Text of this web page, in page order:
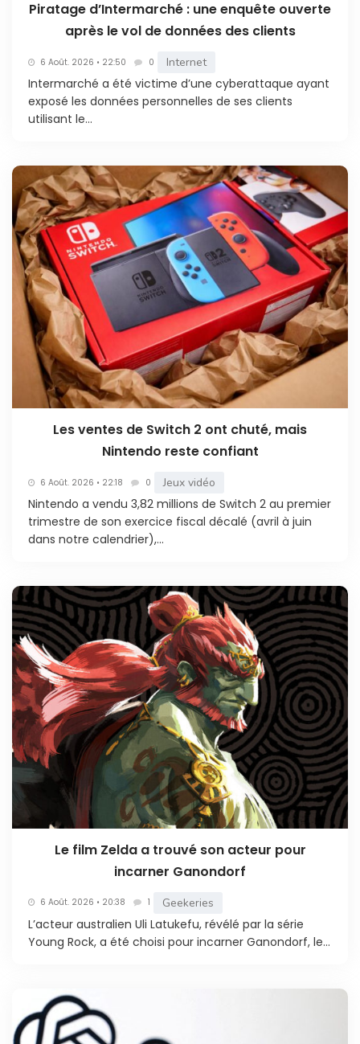
Piratage d’Intermarché : une enquête ouverte
après le vol de données des clients
6 Août. 2026 • 22:50 0 Internet
Intermarché a été victime d’une cyberattaque ayant
exposé les données personnelles de ses clients
utilisant le...
Les ventes de Switch 2 ont chuté, mais
Nintendo reste confiant
6 Août. 2026 • 22:18 0 Jeux vidéo
Nintendo a vendu 3,82 millions de Switch 2 au premier
trimestre de son exercice fiscal décalé (avril à juin
dans notre calendrier),...
Le film Zelda a trouvé son acteur pour
incarner Ganondorf
6 Août. 2026 • 20:38 1 Geekeries
L’acteur australien Uli Latukefu, révélé par la série
Young Rock, a été choisi pour incarner Ganondorf, le...